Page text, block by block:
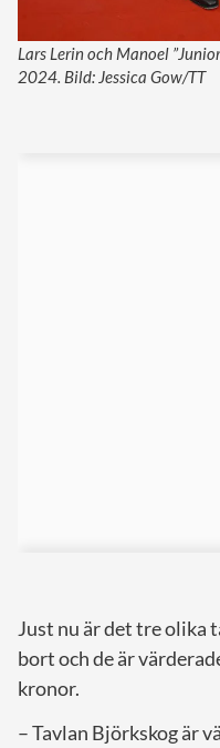
Lars Lerin och Manoel
2024. Bild: Jessica Gow/TT
Just nu är det tre olika
bort och de är
kronor.
– Tavlan Björkskog är